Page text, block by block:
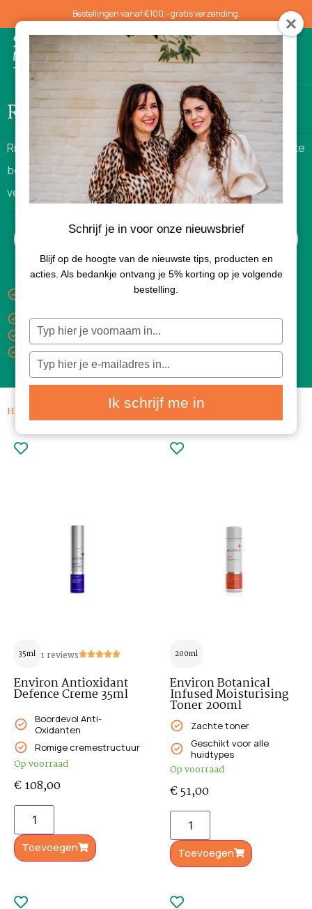
Bestellingen vanaf €100,- gratis verzending.
0
Rimpels
Rimpelvorming is zeer verschillend in verloop. Met de juiste
behandelingen en producten kan je rimpelvorming goed
vertragen.
Keuze uit gratis luxe sample bij aankoop van 3
Gratis verzending vanaf €100,-
Levertijd 1-3 dagen
Bezorgd met PostNL
Home / Huidproblemen / Rimpels
35ml 1 reviews
Environ Antioxidant
Defence Creme 35ml
Boordevol Anti-
Oxidanten
Romige cremestructuur
Op voorraad
€108,00
Toevoegen
200ml
Environ Botanical
Infused Moisturising
Toner 200ml
Zachte toner
Geschikt voor alle
huidtypes
Op voorraad
€51,00
Toevoegen
Schrijf je in voor onze nieuwsbrief
Blijf op de hoogte van de nieuwste tips, producten en
acties. Als bedankje ontvang je 5% korting op je volgende
bestelling.
Typ
naam
in
Typ
e-
mailadres
Ik schrijf me in